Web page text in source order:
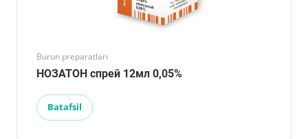
Burun preparatlari
НОЗАТОН спрей 12мл 0,05%
Batafsil